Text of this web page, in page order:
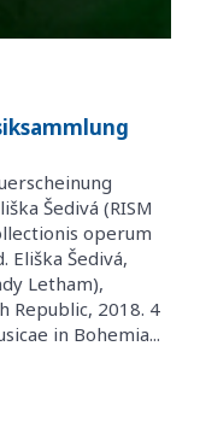
Šedivá (RISM
operum
Eliška Šedivá,
Letham),
Republic, 2018. 4
in Bohemia...